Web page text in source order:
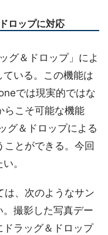
ロップに対応
グ＆ドロップ」によ
いる。この機能は
では現実的ではな
らこそ可能な機能
グ＆ドロップによる
とができる。今回
。
は、次のようなサン
撮影した写真デー
ラッグ＆ドロップ